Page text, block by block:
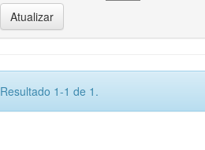
Resultado 1-1 de 1.